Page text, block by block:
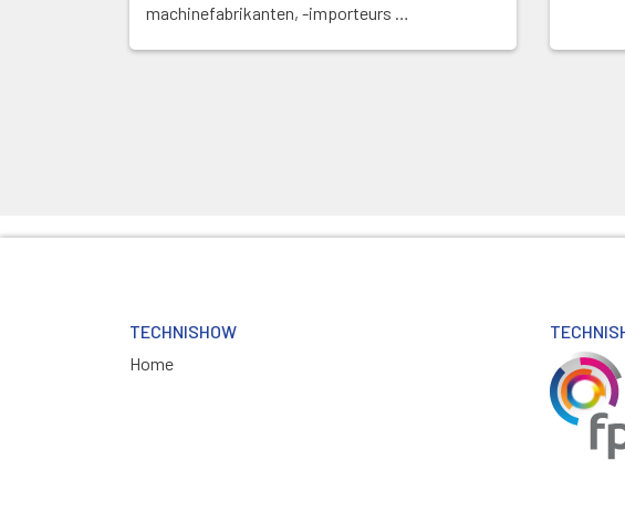
machinefabrikanten, -importeurs …
TECHNISHOW
Home